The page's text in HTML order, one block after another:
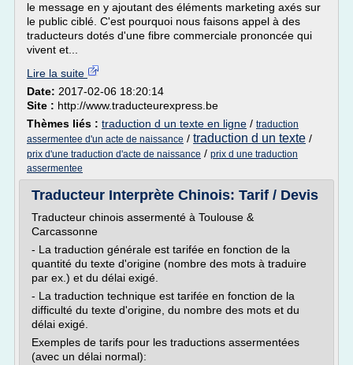
le message en y ajoutant des éléments marketing axés sur
le public ciblé. C'est pourquoi nous faisons appel à des
traducteurs dotés d'une fibre commerciale prononcée qui
vivent et...
Lire la suite
Date: 2017-02-06 18:20:14
Site : http://www.traducteurexpress.be
Thèmes liés : traduction d un texte en ligne / traduction
assermentee d'un acte de naissance / traduction d un texte /
prix d'une traduction d'acte de naissance / prix d une traduction
assermentee
Traducteur Interprète Chinois: Tarif / Devis
Traducteur chinois assermenté à Toulouse &
Carcassonne
- La traduction générale est tarifée en fonction de la
quantité du texte d'origine (nombre des mots à traduire
par ex.) et du délai exigé.
- La traduction technique est tarifée en fonction de la
difficulté du texte d'origine, du nombre des mots et du
délai exigé.
Exemples de tarifs pour les traductions assermentées
(avec un délai normal):